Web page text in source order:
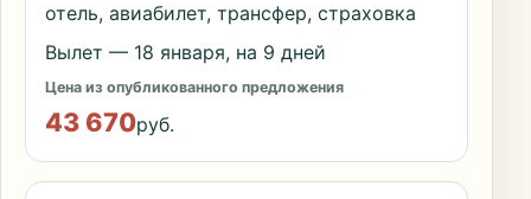
отель, авиабилет, трансфер, страховка
Вылет — 18 января, на 9 дней
Цена из опубликованного предложения
43 670руб.